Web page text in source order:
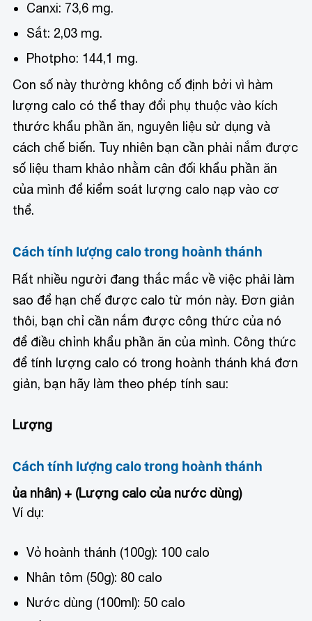
Canxi: 73,6 mg.
Sắt: 2,03 mg.
Photpho: 144,1 mg.
Con số này thường không cố định bởi vì hàm
lượng calo có thể thay đổi phụ thuộc vào kích
thước khẩu phần ăn, nguyên liệu sử dụng và
cách chế biến. Tuy nhiên bạn cần phải nắm được
số liệu tham khảo nhằm cân đối khẩu phần ăn
của mình để kiểm soát lượng calo nạp vào cơ
thể.
Cách tính lượng calo trong hoành thánh
Rất nhiều người đang thắc mắc về việc phải làm
sao để hạn chế được calo từ món này. Đơn giản
thôi, bạn chỉ cần nắm được công thức của nó
để điều chỉnh khẩu phần ăn của mình. Công thức
để tính lượng calo có trong hoành thánh khá đơn
giản, bạn hãy làm theo phép tính sau:
Lượng
Cách tính lượng calo trong hoành thánh
ủa nhân) + (Lượng calo của nước dùng)
Ví dụ:
Vỏ hoành thánh (100g): 100 calo
Nhân tôm (50g): 80 calo
Nước dùng (100ml): 50 calo